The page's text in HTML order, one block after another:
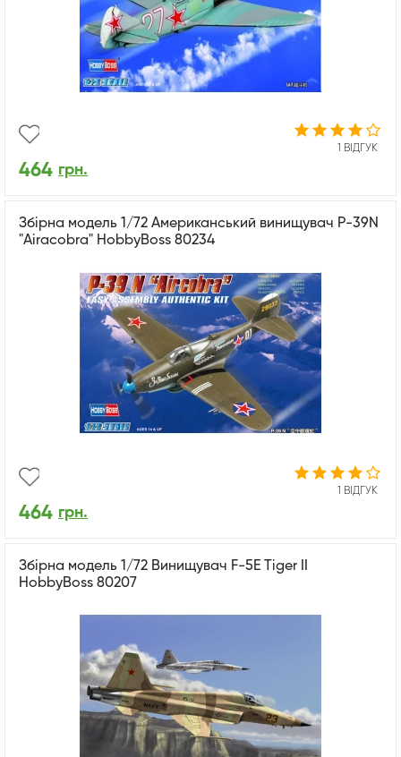
1 ВІДГУК
464 грн.
Збірна модель 1/72 Американський винищувач P-39N
"Airacobra" HobbyBoss 80234
1 ВІДГУК
464 грн.
Збірна модель 1/72 Винищувач F-5E Tiger II
HobbyBoss 80207